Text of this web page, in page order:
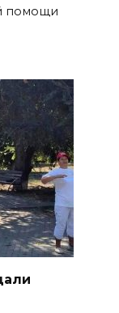
помощи